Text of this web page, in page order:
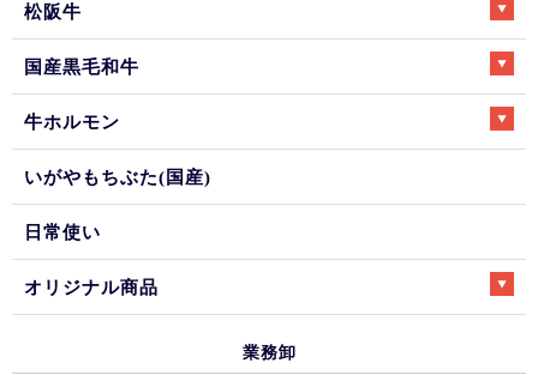
松阪牛
国産黒毛和牛
牛ホルモン
いがやもちぶた(国産)
日常使い
オリジナル商品
業務卸